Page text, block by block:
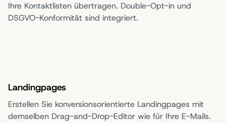
Ihre Kontaktlisten übertragen. Double-Opt-in und
DSGVO-Konformität sind integriert.
Landingpages
Erstellen Sie konversionsorientierte Landingpages mit
demselben Drag-and-Drop-Editor wie für Ihre E-Mails.